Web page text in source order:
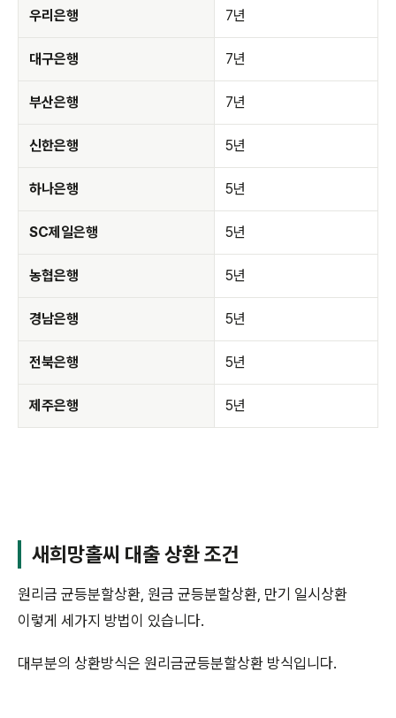
우리은행 7년
대구은행 7년
부산은행 7년
신한은행 5년
하나은행 5년
SC제일은행 5년
농협은행 5년
경남은행 5년
전북은행 5년
제주은행 5년
새희망홀씨 대출 상환 조건
원리금 균등분할상환, 원금 균등분할상환, 만기 일시상환
이렇게 세가지 방법이 있습니다.
대부분의 상환방식은 원리금균등분할상환 방식입니다.